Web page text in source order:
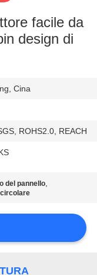
facile da
design di
Cina
ROHS2.0, REACH
del pannello,